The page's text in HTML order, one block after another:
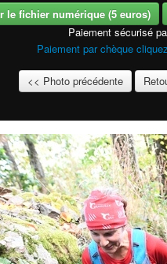
le fichier numérique (5 euros)
Paiement sécurisé
Paiement par chèque
<< Photo précédente